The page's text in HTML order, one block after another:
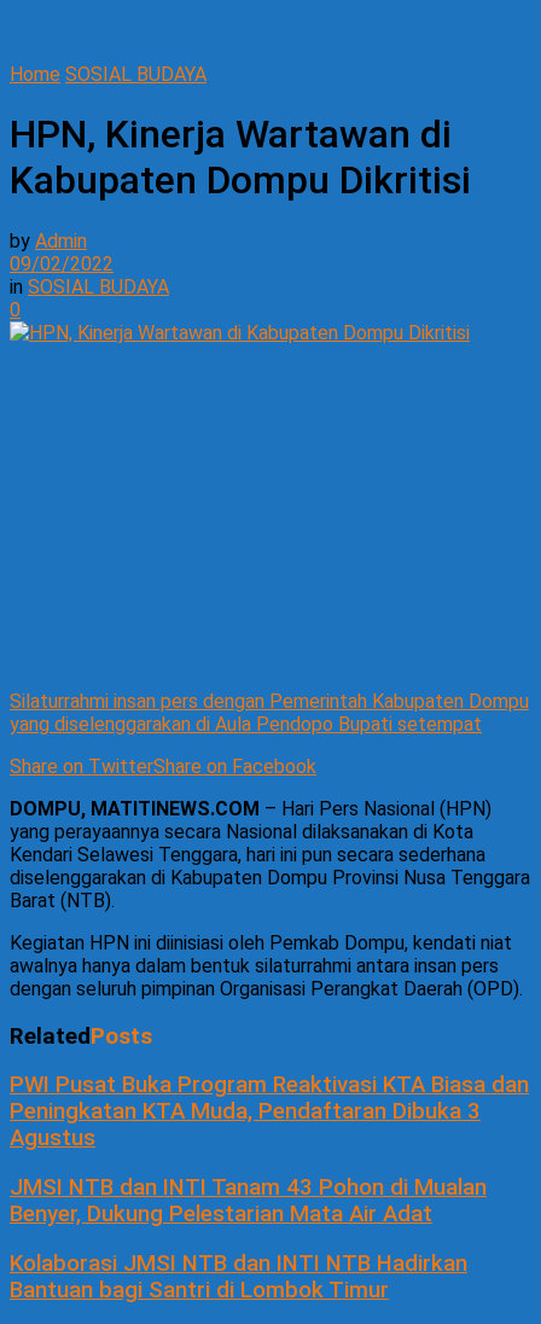
Home SOSIAL BUDAYA
HPN, Kinerja Wartawan di
Kabupaten Dompu Dikritisi
by Admin
09/02/2022
in SOSIAL BUDAYA
0
Silaturrahmi insan pers dengan Pemerintah Kabupaten Dompu
yang diselenggarakan di Aula Pendopo Bupati setempat
Share on TwitterShare on Facebook
DOMPU, MATITINEWS.COM – Hari Pers Nasional (HPN)
yang perayaannya secara Nasional dilaksanakan di Kota
Kendari Selawesi Tenggara, hari ini pun secara sederhana
diselenggarakan di Kabupaten Dompu Provinsi Nusa Tenggara
Barat (NTB).
Kegiatan HPN ini diinisiasi oleh Pemkab Dompu, kendati niat
awalnya hanya dalam bentuk silaturrahmi antara insan pers
dengan seluruh pimpinan Organisasi Perangkat Daerah (OPD).
RelatedPosts
PWI Pusat Buka Program Reaktivasi KTA Biasa dan
Peningkatan KTA Muda, Pendaftaran Dibuka 3
Agustus
JMSI NTB dan INTI Tanam 43 Pohon di Mualan
Benyer, Dukung Pelestarian Mata Air Adat
Kolaborasi JMSI NTB dan INTI NTB Hadirkan
Bantuan bagi Santri di Lombok Timur